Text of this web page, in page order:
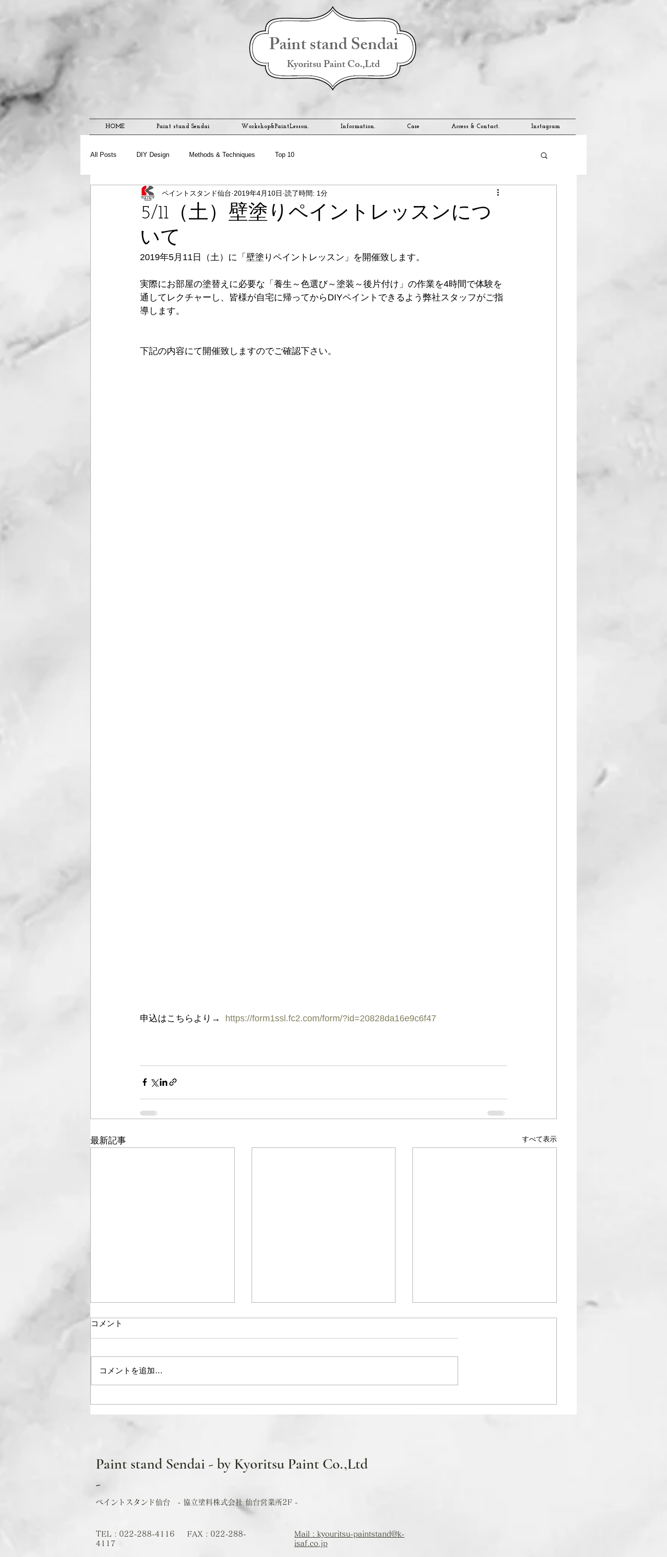
Paint stand Sendai
Kyoritsu Paint Co.,Ltd
HOME Paint stand Sendai Workshop&PaintLesson. Information. Case Access & Contact. Instagram
All Posts DIY Design Methods & Techniques Top 10
5/11（土）壁塗りペイントレッスンにつ
いて
ペイントスタンド仙台 2019年4月10日 読了時間: 1分
2019年5月11日（土）に「壁塗りペイントレッスン」を開催致します。
実際にお部屋の塗替えに必要な「養生～色選び～塗装～後片付け」の作業を4時間で体験を
通してレクチャーし、皆様が自宅に帰ってからDIYペイントできるよう弊社スタッフがご指
導します。
下記の内容にて開催致しますのでご確認下さい。
申込はこちらより→ https://form1ssl.fc2.com/form/?id=20828da16e9c6f47
最新記事 すべて表示
2月営業日カレンダー
コメント
コメントを追加…
Paint stand Sendai - by Kyoritsu Paint Co.,Ltd
-
ペイントスタンド仙台 - 協立塗料株式会社 仙台営業所2F -
TEL : 022-288-4116 FAX : 022-288-
4117
Mail : kyouritsu-paintstand@k-
isaf.co.jp